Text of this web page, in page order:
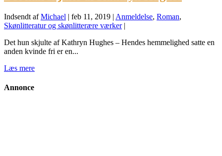
Indsendt afMichael | feb 11, 2019 | Anmeldelse, Roman,
Skønlitteratur og skønlitterære værker|
Det hun skjulte af Kathryn Hughes – Hendes hemmelighed satte en
anden kvinde fri er en...
Læs mere
Annonce